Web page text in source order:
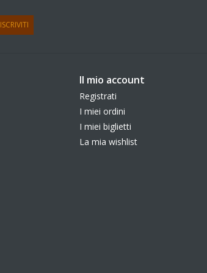
ISCRIVITI
Il mio account
Registrati
I miei ordini
I miei biglietti
La mia wishlist